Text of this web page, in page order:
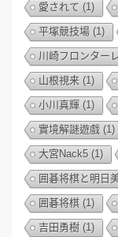
愛されて (1)
平塚競技場 (1)
川崎フロンター
山根視来 (1)
小川真輝 (1)
實境解謎遊戲 (1)
大宮Nack5 (1)
囲碁将棋と明日
囲碁将棋 (1)
吉田勇樹 (1)